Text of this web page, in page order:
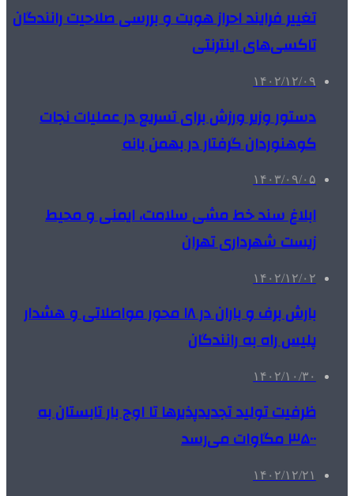
تغییر فرایند احراز هویت و بررسی صلاحیت رانندگان
تاکسی‌های اینترنتی
۱۴۰۲/۱۲/۰۹
دستور وزیر ورزش برای تسریع در عملیات نجات
کوهنوردان گرفتار در بهمن بانه
۱۴۰۳/۰۹/۰۵
ابلاغ سند خط مشی سلامت، ایمنی و محیط
زیست شهرداری تهران
۱۴۰۲/۱۲/۰۲
بارش برف و باران در ۱۸ محور مواصلاتی و هشدار
پلیس راه به رانندگان
۱۴۰۲/۱۰/۳۰
ظرفیت تولید تجدیدپذیرها تا اوج بار تابستان به
۳۵۰۰ مگاوات می‌رسد
۱۴۰۲/۱۲/۲۱